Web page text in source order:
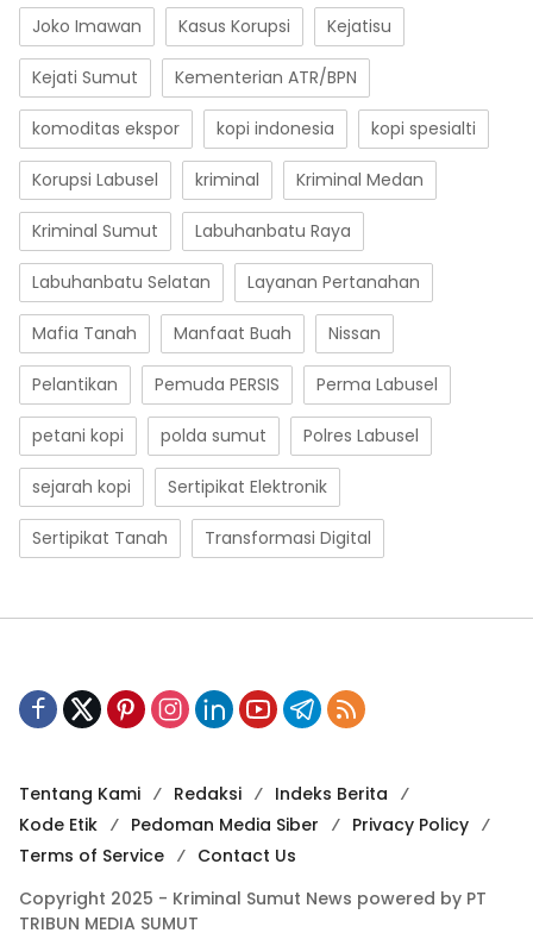
Joko Imawan Kasus Korupsi Kejatisu
Kejati Sumut Kementerian ATR/BPN
komoditas ekspor kopi indonesia kopi spesialti
Korupsi Labusel kriminal Kriminal Medan
Kriminal Sumut Labuhanbatu Raya
Labuhanbatu Selatan Layanan Pertanahan
Mafia Tanah Manfaat Buah Nissan
Pelantikan Pemuda PERSIS Perma Labusel
petani kopi polda sumut Polres Labusel
sejarah kopi Sertipikat Elektronik
Sertipikat Tanah Transformasi Digital
Tentang Kami Redaksi
Indeks Berita
Kode Etik
Pedoman Media Siber
Privacy Policy
Terms of Service
Contact Us
Copyright 2025 - Kriminal Sumut News powered by PT
TRIBUN MEDIA SUMUT